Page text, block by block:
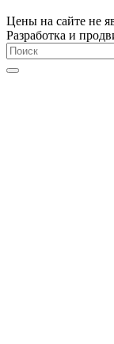
Цены на сайте не
Разработка и